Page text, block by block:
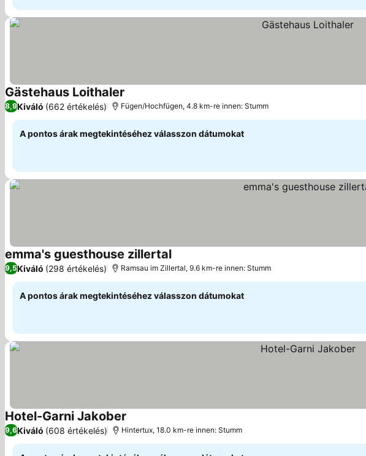
Gästehaus Loithaler
8,9Kiváló (662 értékelés) Fügen/Hochfügen, 4.8 km-re innen: Stumm
A pontos árak megtekintéséhez válasszon dátumokat
emma's guesthouse zillertal
9,5Kiváló (298 értékelés) Ramsau im Zillertal, 9.6 km-re innen: Stumm
A pontos árak megtekintéséhez válasszon dátumokat
Hotel-Garni Jakober
9,6Kiváló (608 értékelés) Hintertux, 18.0 km-re innen: Stumm